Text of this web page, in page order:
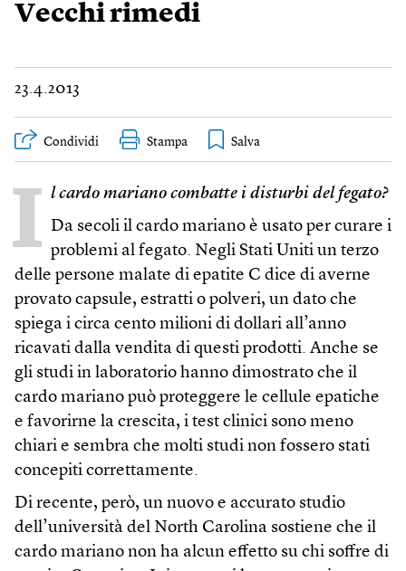
Vecchi rimedi
23.4.2013
Condividi Stampa
I l cardo mariano combatte i disturbi del fegato?
Da secoli il cardo mariano è usato per curare i
problemi al fegato. Negli Stati Uniti un terzo
delle persone malate di epatite C dice di averne
provato capsule, estratti o polveri, un dato che
spiega i circa cento milioni di dollari all’anno
ricavati dalla vendita di questi prodotti. Anche se
gli studi in laboratorio hanno dimostrato che il
cardo mariano può proteggere le cellule epatiche
e favorirne la crescita, i test clinici sono meno
chiari e sembra che molti studi non fossero stati
concepiti correttamente.
Di recente, però, un nuovo e accurato studio
dell’università del North Carolina sostiene che il
cardo mariano non ha alcun effetto su chi soffre di